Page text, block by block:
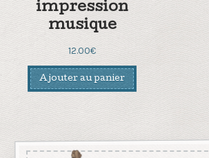
impression
musique
12.00€
Ajouter au panier